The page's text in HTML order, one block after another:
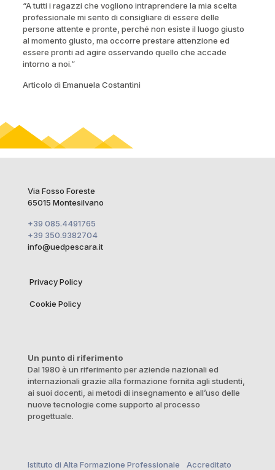
“A tutti i ragazzi che vogliono intraprendere la mia scelta
professionale mi sento di consigliare di essere delle
persone attente e pronte, perché non esiste il luogo giusto
al momento giusto, ma occorre prestare attenzione ed
essere pronti ad agire osservando quello che accade
intorno a noi.”
Articolo di Emanuela Costantini
Via Fosso Foreste
65015 Montesilvano
+39 085.4491765
+39 350.9382704
info@uedpescara.it
Privacy Policy
Cookie Policy
Un punto di riferimento
Dal 1980 è un riferimento per aziende nazionali ed
internazionali grazie alla formazione fornita agli studenti,
ai suoi docenti, ai metodi di insegnamento e all’uso delle
nuove tecnologie come supporto al processo
progettuale.
Istituto di Alta Formazione Professionale Accreditato